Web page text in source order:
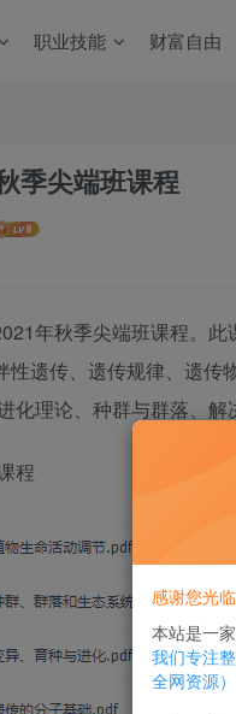
职业技能 财富自由
季尖端班课程
年秋季尖端班课程。
遗传、遗传规律、遗传
理论、种群与群落、解
程
感谢您光
本站是一
我们专注
全网资源